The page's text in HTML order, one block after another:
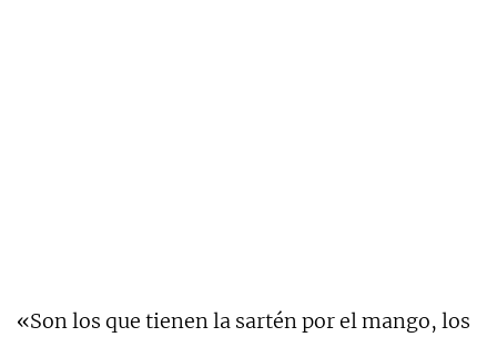
«Son los que tienen la sartén por el mango, los